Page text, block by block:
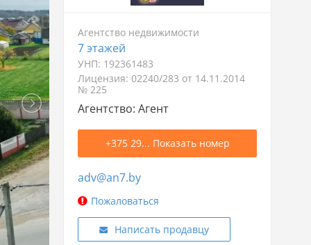
Агентство недвижимости
7 этажей
УНП: 192361483
Лицензия: 02240/283 от 14.11.2014
№ 225
Агентство: Агент
+375 29... Показать номер
adv@an7.by
Пожаловаться
Написать продавцу